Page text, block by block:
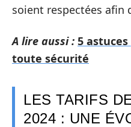
soient respectées afin
A lire aussi : 5
toute sécurité
LES TARIFS
2024 : UNE